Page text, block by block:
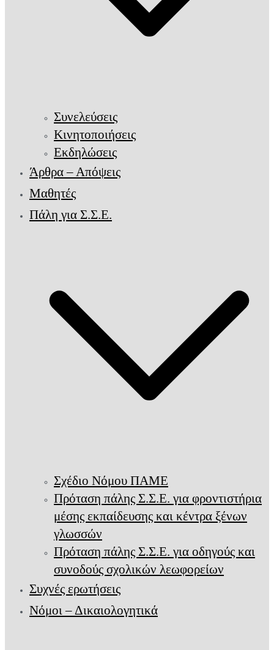
Συνελεύσεις
Κινητοποιήσεις
Εκδηλώσεις
Άρθρα – Απόψεις
Μαθητές
Πάλη για Σ.Σ.Ε.
Σχέδιο Νόμου ΠΑΜΕ
Πρόταση πάλης Σ.Σ.Ε. για φροντιστήρια
μέσης εκπαίδευσης και κέντρα ξένων
γλωσσών
Πρόταση πάλης Σ.Σ.Ε. για οδηγούς και
συνοδούς σχολικών λεωφορείων
Συχνές ερωτήσεις
Νόμοι – Δικαιολογητικά